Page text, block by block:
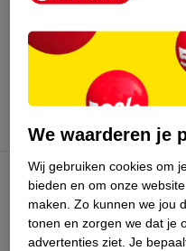
augustus 2026.
Kruidvat Club
Klantenservice
We waarderen je
Wij gebruiken cookies om
bieden en om onze
maken. Zo kunnen we jou
tonen en zorgen we dat je
advertenties ziet. Je